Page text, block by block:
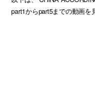
part1からpart5までの動画を